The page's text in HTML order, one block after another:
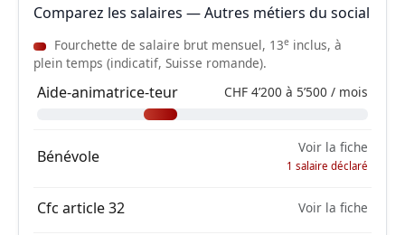
Comparez les salaires — Autres métiers du social
Fourchette de salaire brut mensuel, 13e inclus, à
plein temps (indicatif, Suisse romande).
Aide-animatrice-teur CHF 4’200 à 5’500 / mois
Bénévole Voir la fiche
1 salaire déclaré
Cfc article 32 Voir la fiche